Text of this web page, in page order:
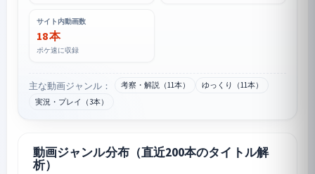
サイト内動画数
18 本
ポケ速に収録
主な動画ジャンル： 考察・解説（11本）
ゆっくり（11本）
実況・プレイ（3本）
動画ジャンル分布（直近200本のタイトル解
析）